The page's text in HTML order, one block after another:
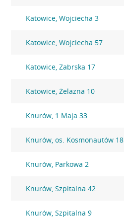
Katowice, Wojciecha 3
Katowice, Wojciecha 57
Katowice, Zabrska 17
Katowice, Żelazna 10
Knurów, 1 Maja 33
Knurów, os. Kosmonautów 18
Knurów, Parkowa 2
Knurów, Szpitalna 42
Knurów, Szpitalna 9